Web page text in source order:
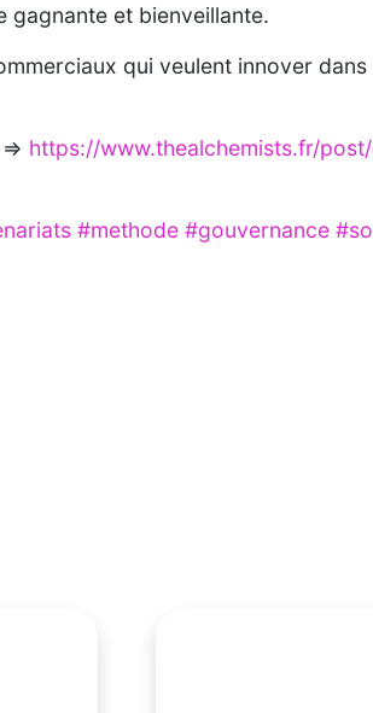
gagnante et bienveillante.
qui veulent innover
https://www.thealchemists.fr/
#methode #gouvernance